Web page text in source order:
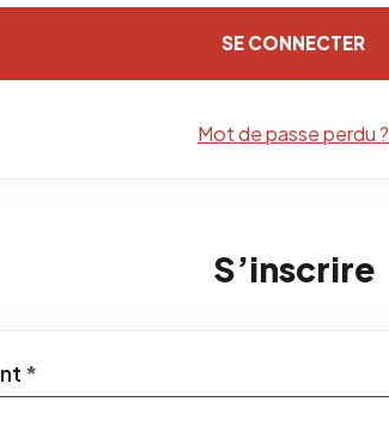
SE CONNECTER
Mot de passe perdu ?
S’inscrire
*Obligatoire